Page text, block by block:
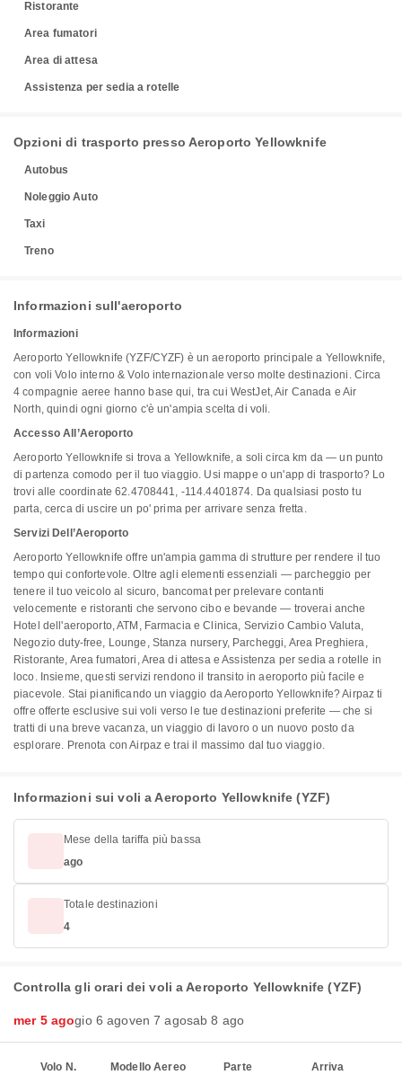
Ristorante
Area fumatori
Area di attesa
Assistenza per sedia a rotelle
Opzioni di trasporto presso Aeroporto Yellowknife
Autobus
Noleggio Auto
Taxi
Treno
Informazioni sull'aeroporto
Informazioni
Aeroporto Yellowknife (YZF/CYZF) è un aeroporto principale a Yellowknife,
con voli Volo interno & Volo internazionale verso molte destinazioni. Circa
4 compagnie aeree hanno base qui, tra cui WestJet, Air Canada e Air
North, quindi ogni giorno c'è un'ampia scelta di voli.
Accesso All’Aeroporto
Aeroporto Yellowknife si trova a Yellowknife, a soli circa km da — un punto
di partenza comodo per il tuo viaggio. Usi mappe o un'app di trasporto? Lo
trovi alle coordinate 62.4708441, -114.4401874. Da qualsiasi posto tu
parta, cerca di uscire un po' prima per arrivare senza fretta.
Servizi Dell’Aeroporto
Aeroporto Yellowknife offre un'ampia gamma di strutture per rendere il tuo
tempo qui confortevole. Oltre agli elementi essenziali — parcheggio per
tenere il tuo veicolo al sicuro, bancomat per prelevare contanti
velocemente e ristoranti che servono cibo e bevande — troverai anche
Hotel dell'aeroporto, ATM, Farmacia e Clinica, Servizio Cambio Valuta,
Negozio duty-free, Lounge, Stanza nursery, Parcheggi, Area Preghiera,
Ristorante, Area fumatori, Area di attesa e Assistenza per sedia a rotelle in
loco. Insieme, questi servizi rendono il transito in aeroporto più facile e
piacevole. Stai pianificando un viaggio da Aeroporto Yellowknife? Airpaz ti
offre offerte esclusive sui voli verso le tue destinazioni preferite — che si
tratti di una breve vacanza, un viaggio di lavoro o un nuovo posto da
esplorare. Prenota con Airpaz e trai il massimo dal tuo viaggio.
Informazioni sui voli a Aeroporto Yellowknife (YZF)
Mese della tariffa più bassa
ago
Totale destinazioni
4
Controlla gli orari dei voli a Aeroporto Yellowknife (YZF)
mer 5 agogio 6 agoven 7 agosab 8 ago
Volo N. Modello Aereo Parte Arriva